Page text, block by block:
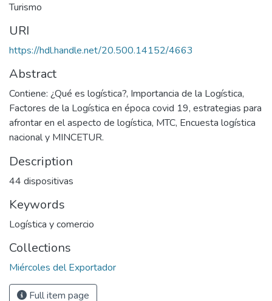
Turismo
URI
https://hdl.handle.net/20.500.14152/4663
Abstract
Contiene: ¿Qué es logística?, Importancia de la Logística,
Factores de la Logística en época covid 19, estrategias para
afrontar en el aspecto de logística, MTC, Encuesta logística
nacional y MINCETUR.
Description
44 dispositivas
Keywords
Logística y comercio
Collections
Miércoles del Exportador
Full item page